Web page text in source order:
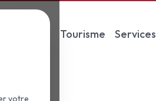
Tourisme Services
votre